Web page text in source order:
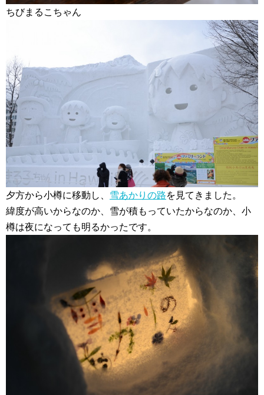
ちびまるこちゃん
夕方から小樽に移動し、 雪あかりの路を見てきました。
緯度が高いからなのか、雪が積もっていたからなのか、小
樽は夜になっても明るかったです。